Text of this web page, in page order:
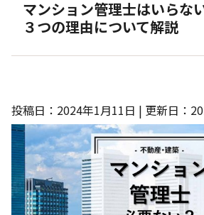
マンション管理士はいらな
３つの理由について解説
投稿日：2024年1月11日 | 更新日：